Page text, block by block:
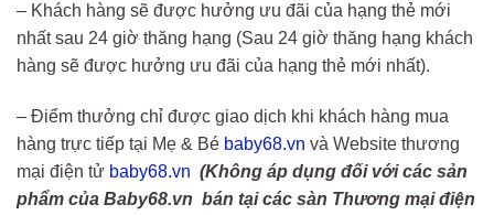
– Khách hàng sẽ được hưởng ưu đãi của hạng thẻ mới
nhất sau 24 giờ thăng hạng (Sau 24 giờ thăng hạng khách
hàng sẽ được hưởng ưu đãi của hạng thẻ mới nhất).
– Điểm thưởng chỉ được giao dịch khi khách hàng mua
hàng trực tiếp tại Mẹ & Bé baby68.vn và Website thương
mại điện tử baby68.vn (Không áp dụng đối với các sản
phẩm của Baby68.vn bán tại các sàn Thương mại điện